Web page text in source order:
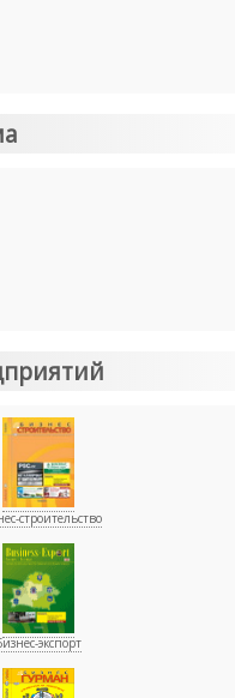
строительство
экспорт